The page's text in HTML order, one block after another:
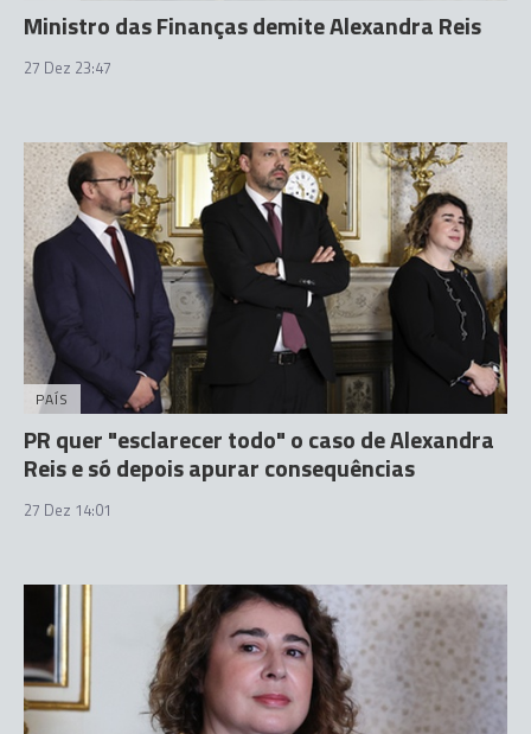
Ministro das Finanças demite Alexandra Reis
27 Dez 23:47
PAÍS
PR quer "esclarecer todo" o caso de Alexandra
Reis e só depois apurar consequências
27 Dez 14:01